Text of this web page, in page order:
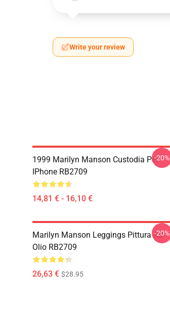
Write your review
1999 Marilyn Manson Custodia Per
IPhone RB2709
14,81 € - 16,10 €
-20%
Marilyn Manson Leggings Pittura Ad
Olio RB2709
26,63 € $28.95
-20%